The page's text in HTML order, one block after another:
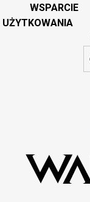
WSPARCIE
UŻYTKOWANIA